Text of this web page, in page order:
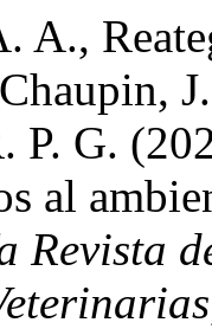
A.,
P. G.
al
Revista